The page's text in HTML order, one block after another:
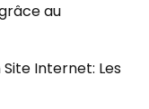
au
Internet: Les